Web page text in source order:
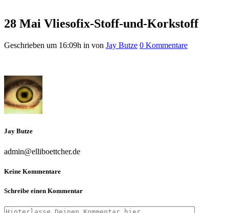
28 Mai Vliesofix-Stoff-und-Korkstoff
Geschrieben um 16:09h in von Jay Butze 0 Kommentare
Jay Butze
admin@elliboettcher.de
Keine Kommentare
Schreibe einen Kommentar